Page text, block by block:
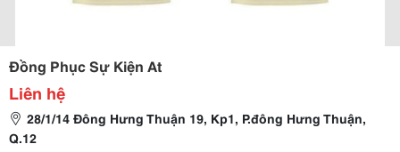
Đồng Phục Sự Kiện At
Liên hệ
28/1/14 Đông Hưng Thuận 19, Kp1, P.đông Hưng Thuận,
Q.12